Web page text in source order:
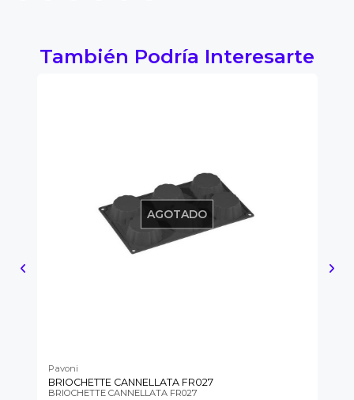
También Podría Interesarte
AGOTADO
Pavoni
BRIOCHETTE CANNELLATA FR027
BRIOCHETTE CANNELLATA FR027